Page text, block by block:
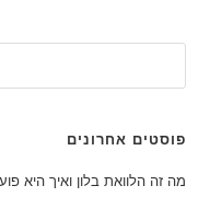
פוסטים אחרונים
מה זה הלוואת בלון ואיך היא